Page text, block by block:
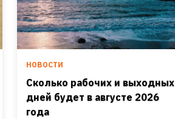
НОВОСТИ
Сколько рабочих и выходных
дней будет в августе 2026
года